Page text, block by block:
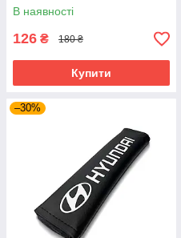
В наявності
126 ₴ 180 ₴
Купити
–30%